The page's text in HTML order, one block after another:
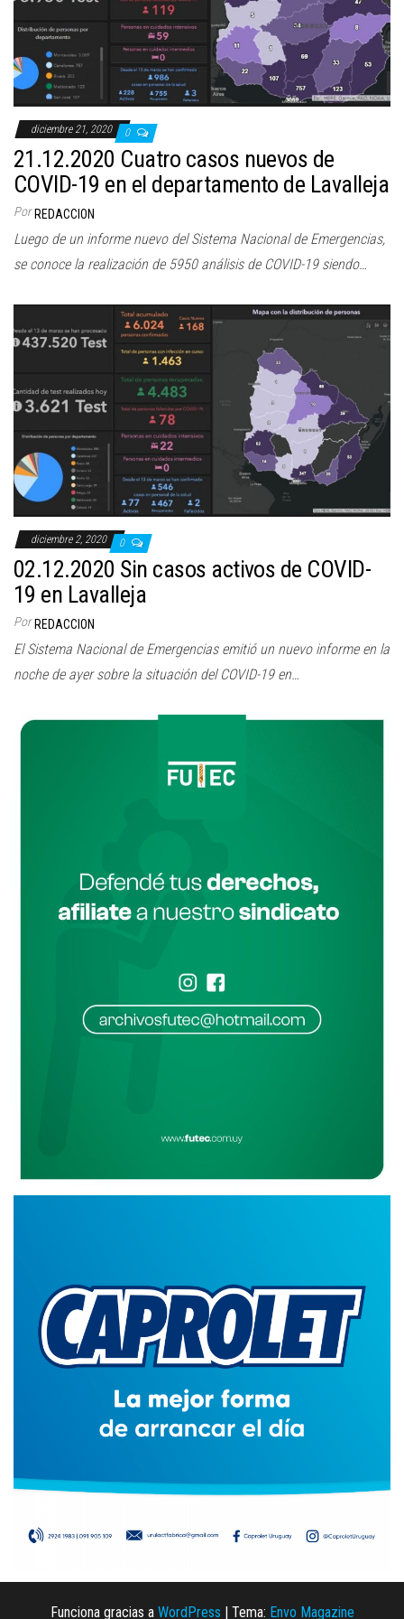
diciembre 21, 2020 0
21.12.2020 Cuatro casos nuevos de
COVID-19 en el departamento de Lavalleja
Por REDACCION
Luego de un informe nuevo del Sistema Nacional de Emergencias,
se conoce la realización de 5950 análisis de COVID-19 siendo…
diciembre 2, 2020 0
02.12.2020 Sin casos activos de COVID-
19 en Lavalleja
Por REDACCION
El Sistema Nacional de Emergencias emitió un nuevo informe en la
noche de ayer sobre la situación del COVID-19 en…
Funciona gracias a WordPress Tema: Envo Magazine